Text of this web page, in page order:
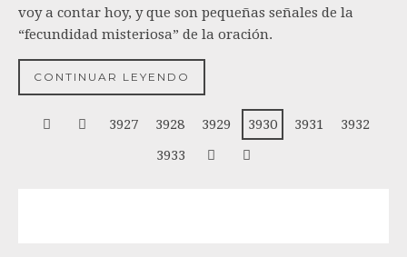
voy a contar hoy, y que son pequeñas señales de la
“fecundidad misteriosa” de la oración.
CONTINUAR LEYENDO
3927 3928 3929 3930 3931
3932
3933